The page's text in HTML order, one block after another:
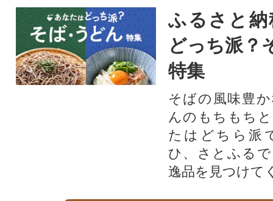
ふるさと
どっち派？
特集
そばの風味豊
んのもちもち
たはどちら派
ひ、さとふる
逸品を見つけて